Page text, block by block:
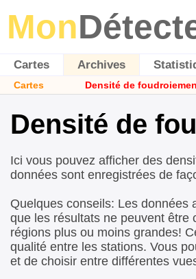
Mon
Cartes Archives
Cartes Densité de
Densité de
Ici vous pouvez afficher des
données sont enregistrées de
Quelques conseils: Les données
que les résultats ne peuvent être
régions plus ou moins grandes!
qualité entre les stations. Vous
et de choisir entre différentes